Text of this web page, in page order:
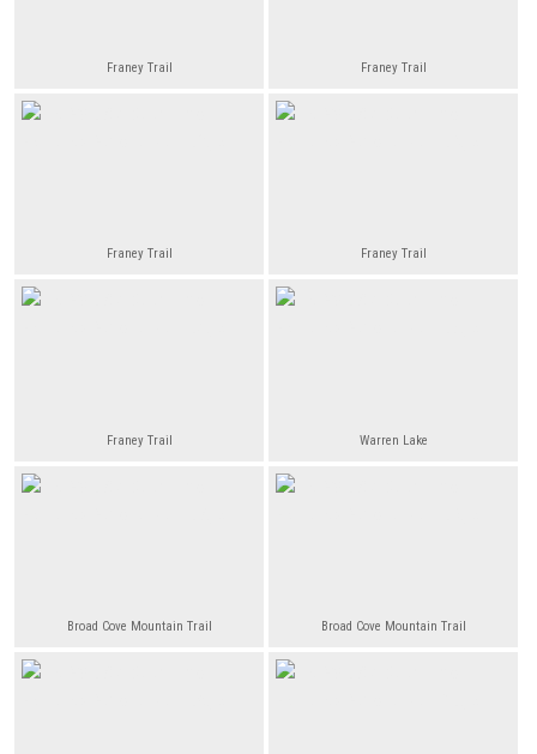
Franey Trail Franey Trail
Franey Trail Franey Trail
Franey Trail Warren Lake
Broad Cove Mountain Trail Broad Cove Mountain Trail